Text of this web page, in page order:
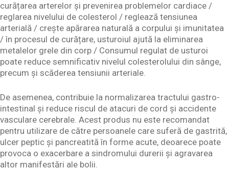
curățarea arterelor și prevenirea problemelor cardiace /
reglarea nivelului de colesterol / reglează tensiunea
arterială / crește apărarea naturală a corpului și imunitatea
/ în procesul de curățare, usturoiul ajută la eliminarea
metalelor grele din corp / Consumul regulat de usturoi
poate reduce semnificativ nivelul colesterolului din sânge,
precum și scăderea tensiunii arteriale.
De asemenea, contribuie la normalizarea tractului gastro-
intestinal și reduce riscul de atacuri de cord și accidente
vasculare cerebrale. Acest produs nu este recomandat
pentru utilizare de către persoanele care suferă de gastrită,
ulcer peptic și pancreatită în forme acute, deoarece poate
provoca o exacerbare a sindromului durerii și agravarea
altor manifestări ale bolii.